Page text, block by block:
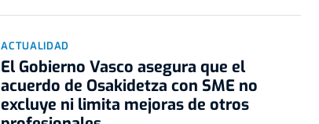
ACTUALIDAD
El Gobierno Vasco asegura que el
acuerdo de Osakidetza con SME no
excluye ni limita mejoras de otros